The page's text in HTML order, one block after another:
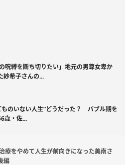
呪縛を断ち切りたい」地元の男尊女卑か
紗希子さんの...
ものいない人生”どうだった？ バブル期を
歳・佐...
療をやめて人生が前向きになった美南さ
編